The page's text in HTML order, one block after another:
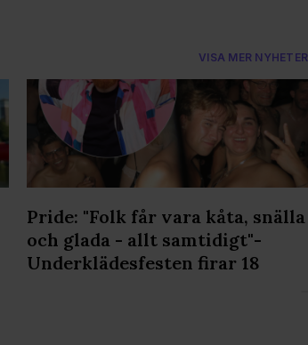
VISA MER NYHETER
Pride: "Folk får vara kåta, snälla
och glada - allt samtidigt"-
Underklädesfesten firar 18